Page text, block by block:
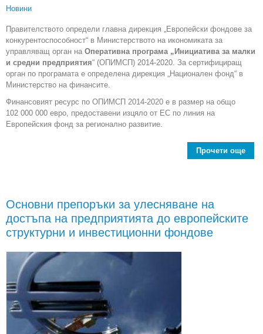
Новини
Правителството определи главна дирекция „Европейски фондове за
конкурентоспособност“ в Министерството на икономиката за
управляващ орган на Оперативна програма „Инициатива за малки
и средни предприятия“ (ОПИМСП) 2014-2020. За сертифициращ
орган по програмата е определена дирекция „Национален фонд“ в
Министерство на финансите.
Финансовият ресурс по ОПИМСП 2014-2020 е в размер на общо
102 000 000 евро, предоставени изцяло от ЕС по линия на
Европейския фонд за регионално развитие.
Прочети още
и
Основни препоръки за улесняване на
достъпа на предприятията до европейските
структурни и инвестиционни фондове